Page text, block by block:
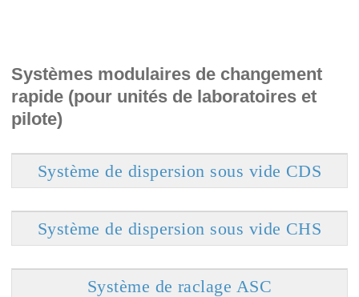
Systèmes modulaires de changement
rapide (pour unités de laboratoires et
pilote)
Système de dispersion sous vide CDS
Système de dispersion sous vide CHS
Système de raclage ASC